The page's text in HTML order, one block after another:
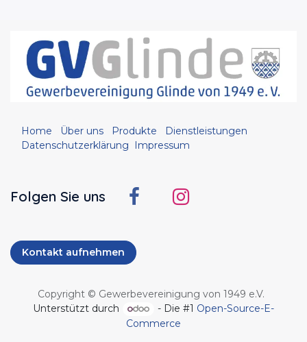
Home Über uns Produkte
Dienstleistungen
Datenschutzerklärung
Impressum
Folgen Sie uns
Kontakt aufnehmen
Copyright © Gewerbevereinigung von 1949 e.V.
Unterstützt durch
- Die #1 Open-Source-E-
Commerce